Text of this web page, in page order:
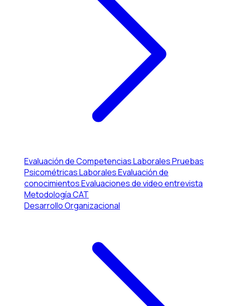
Evaluación de Competencias LaboralesPruebas
Psicométricas LaboralesEvaluación de
conocimientosEvaluaciones de video entrevista
Metodología CAT
Desarrollo Organizacional